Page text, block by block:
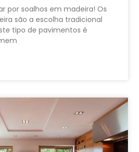
por soalhos em madeira! Os
são a escolha tradicional
tipo de pavimentos é